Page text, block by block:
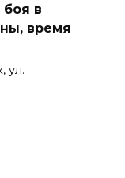
в
время
ул.